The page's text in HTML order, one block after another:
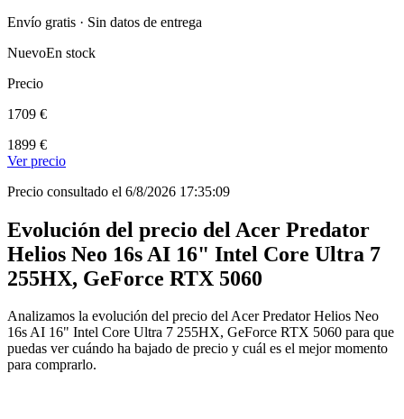
Envío gratis · Sin datos de entrega
NuevoEn stock
Precio
1709 €
1899 €
Ver precio
Precio consultado el 6/8/2026 17:35:09
Evolución del precio del Acer Predator
Helios Neo 16s AI 16" Intel Core Ultra 7
255HX, GeForce RTX 5060
Analizamos la evolución del precio del Acer Predator Helios Neo
16s AI 16" Intel Core Ultra 7 255HX, GeForce RTX 5060 para que
puedas ver cuándo ha bajado de precio y cuál es el mejor momento
para comprarlo.